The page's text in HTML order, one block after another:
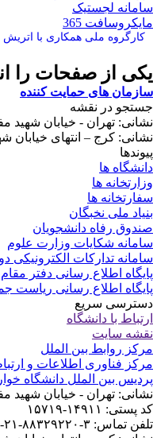
سامانه لجستیک
مایکروسافت 365
کارگروه ملی همکاری با اتریش
یکی از صفحات را
سازمان های حمایت کننده
جستجو در نقشه
نشانی: تهران - خیابان شهید
نشانی: کرج – انتهای خیابان
پیوندها
دانشگاه ها
وزارتخانه ها
سفارتخانه ها
بنیاد ملی نخبگان
صندوق رفاه دانشجویان
سامانه شکایات وزارت علوم
سامانه تدارکات الکترونیکی
پایگاه اطلاع رسانی دفتر
پایگاه اطلاع رسانی ریاست
دسترسی سریع
ارتباط با دانشگاه
نقشه سایت
مرکز روابط بین الملل
مرکز فناوری اطلاعات و
پردیس بین الملل دانشگاه
نشانی: تهران - خیابان شهید
کد پستی: ۱۴۹۱۱-۱۵۷۱۹
تلفن تماس: ۳-۸۸۳۲۹۲۲۰-۲۱-۹۸+